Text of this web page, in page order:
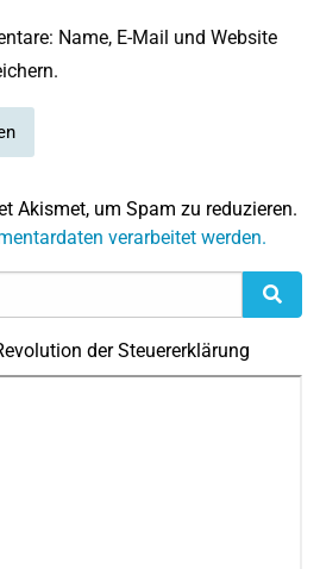
Name, E-Mail und Website
Akismet, um Spam zu reduzieren.
verarbeitet werden.
der Steuererklärung